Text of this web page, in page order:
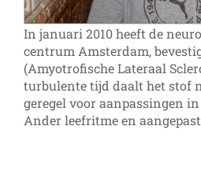
In januari 2010 heeft de
centrum Amsterdam,
(Amyotrofische Lateraal
turbulente tijd daalt het stof
geregel voor aanpassingen
Ander leefritme en